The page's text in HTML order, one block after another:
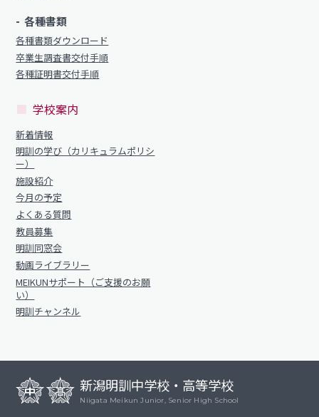
よくある質問
明訓同窓会
動画ライブラリー
明訓チャンネル
お問い合わせ
プライバシーポリシー
学校案内
新着情報
今月の予定
よくある質問
教員募集
明訓同窓会
動画ライブラリー
MEIKUNサポート（ご支援のお願い）
明訓チャンネル
お問い合わせ サイトマップ
プライバシーポリシー
各種書類
各種書類ダウンロード
卒業生調査書交付手順
各種証明書交付手順
学校案内
新着情報
明訓の学び（カリキュラムポリシ
ー）
施設紹介
今月の予定
よくある質問
教員募集
明訓同窓会
動画ライブラリー
MEIKUNサポート（ご支援のお願
い）
明訓チャンネル
新潟明訓中学校・高等学校
Niigata Meikun Junior, Senior High School